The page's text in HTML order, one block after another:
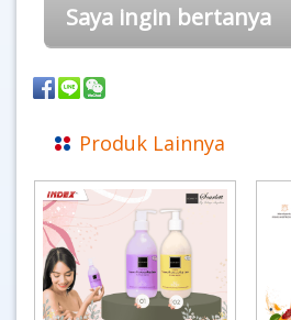
Saya ingin bertanya
Produk Lainnya